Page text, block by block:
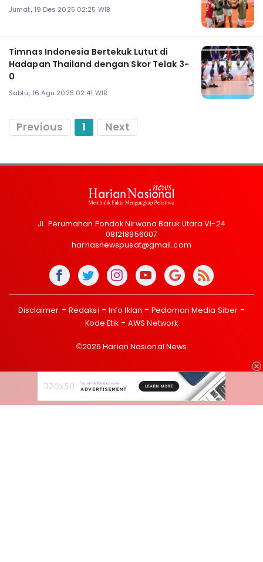
Jumat, 19 Des 2025 02:25 WIB
Timnas Indonesia Bertekuk Lutut di
Hadapan Thailand dengan Skor Telak 3-
0
Sabtu, 16 Agu 2025 02:41 WIB
Previous 1 Next
Jl. Perumahan Pondok Nirwana Baruk Utara VI-24
081218956007
harnasnewspusat@gmail.com
Disclaimer Redaksi Info Iklan
Pedoman Media Siber
Kode Etik
AWS Network
©2026 Harian Nasional News